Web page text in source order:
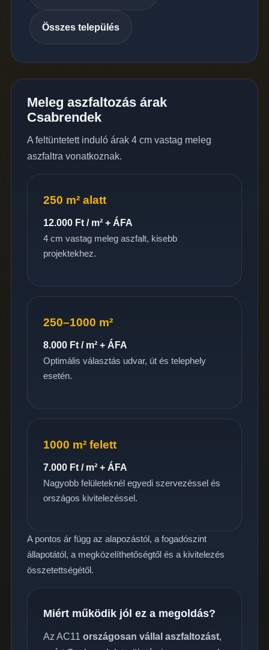
Összes település
Meleg aszfaltozás árak
Csabrendek
A feltüntetett induló árak 4 cm vastag meleg
aszfaltra vonatkoznak.
250 m² alatt
12.000 Ft / m² + ÁFA
4 cm vastag meleg aszfalt, kisebb
projektekhez.
250–1000 m²
8.000 Ft / m² + ÁFA
Optimális választás udvar, út és telephely
esetén.
1000 m² felett
7.000 Ft / m² + ÁFA
Nagyobb felületeknél egyedi szervezéssel és
országos kivitelezéssel.
A pontos ár függ az alapozástól, a fogadószint
állapotától, a megközelíthetőségtől és a kivitelezés
összetettségétől.
Miért működik jól ez a megoldás?
Az AC11 országosan vállal aszfaltozást,